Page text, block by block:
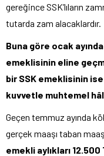
gereğince SSK’lıların
tutarda zam alacaklardır.
Buna göre ocak
emeklisinin eline
bir SSK emeklisinin ise
kuvvetle muhtemel
Geçen temmuz ayında
gerçek maaşı taban
emekli aylıkları 12.500